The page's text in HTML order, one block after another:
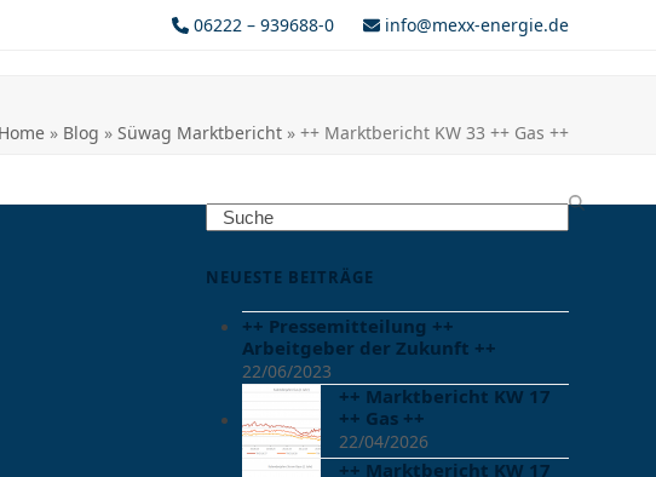
06222 – 939688-0 info@mexx-energie.de
Home » Blog » Süwag Marktbericht » ++ Marktbericht KW 33 ++ Gas ++
Search
NEUESTE BEITRÄGE
++ Pressemitteilung ++
Arbeitgeber der Zukunft ++
22/06/2023
++ Marktbericht KW 17
++ Gas ++
22/04/2026
++ Marktbericht KW 17